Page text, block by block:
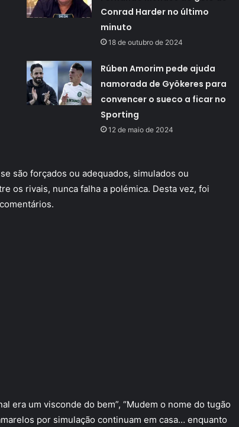
Conrad Harder no último
minuto
18 de outubro de 2024
Rúben Amorim pede ajuda
namorada de Gyökeres para
convencer o sueco a ficar no
Sporting
12 de maio de 2024
são forçados ou adequados, simulados ou
os rivais, nunca falha a polémica. Desta vez, foi
era um visconde do bem”, “Mudem o nome do tugão
por simulação continuam em casa… enquanto